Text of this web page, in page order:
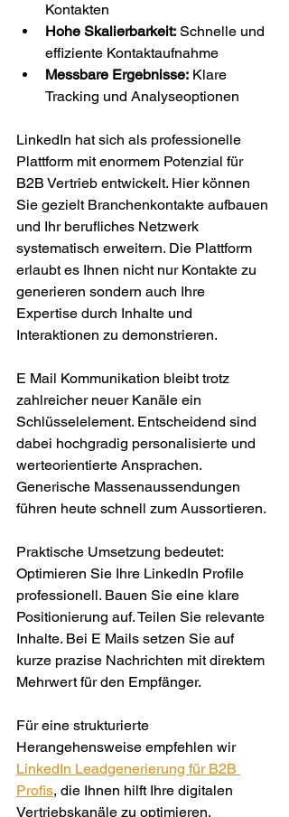
Kontakten
Hohe Skalierbarkeit: Schnelle und
effiziente Kontaktaufnahme
Messbare Ergebnisse: Klare
Tracking und Analyseoptionen
LinkedIn hat sich als professionelle
Plattform mit enormem Potenzial für
B2B Vertrieb entwickelt. Hier können
Sie gezielt Branchenkontakte aufbauen
und Ihr berufliches Netzwerk
systematisch erweitern. Die Plattform
erlaubt es Ihnen nicht nur Kontakte zu
generieren sondern auch Ihre
Expertise durch Inhalte und
Interaktionen zu demonstrieren.
E Mail Kommunikation bleibt trotz
zahlreicher neuer Kanäle ein
Schlüsselelement. Entscheidend sind
dabei hochgradig personalisierte und
werteorientierte Ansprachen.
Generische Massenaussendungen
führen heute schnell zum Aussortieren.
Praktische Umsetzung bedeutet:
Optimieren Sie Ihre LinkedIn Profile
professionell. Bauen Sie eine klare
Positionierung auf. Teilen Sie relevante
Inhalte. Bei E Mails setzen Sie auf
kurze prazise Nachrichten mit direktem
Mehrwert für den Empfänger.
Für eine strukturierte
Herangehensweise empfehlen wir
LinkedIn Leadgenerierung für B2B
Profis, die Ihnen hilft Ihre digitalen
Vertriebskanäle zu optimieren.